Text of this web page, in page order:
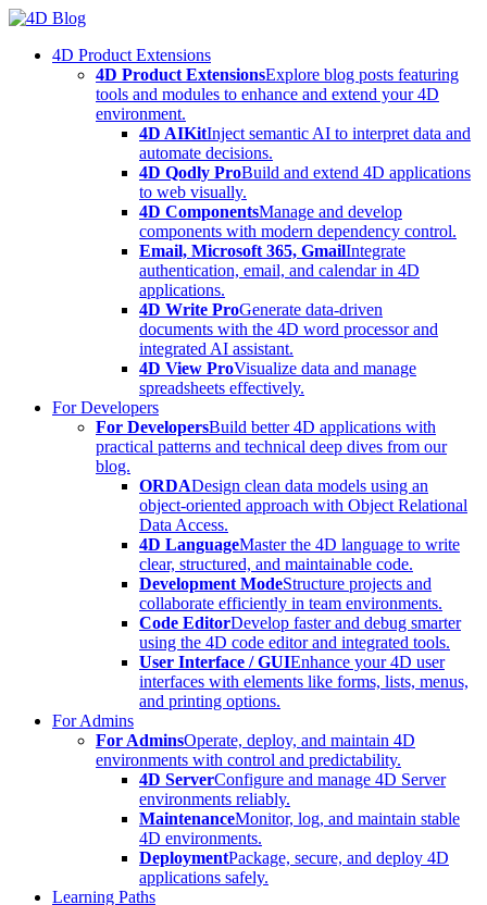
Skip
content4D Product Extensions
4D Product ExtensionsExplore blog posts featuring
tools and modules to enhance and extend your 4D
environment.
4D AIKitInject semantic AI to interpret data and
automate decisions.
4D Qodly ProBuild and extend 4D applications
to web visually.
4D ComponentsManage and develop
components with modern dependency control.
Email, Microsoft 365, GmailIntegrate
authentication, email, and calendar in 4D
applications.
4D Write ProGenerate data-driven
documents with the 4D word processor and
integrated AI assistant.
4D View ProVisualize data and manage
spreadsheets effectively.
For Developers
For DevelopersBuild better 4D applications with
practical patterns and technical deep dives from our
blog.
ORDADesign clean data models using an
object-oriented approach with Object Relational
Data Access.
4D LanguageMaster the 4D language to write
clear, structured, and maintainable code.
Development ModeStructure projects and
collaborate efficiently in team environments.
Code EditorDevelop faster and debug smarter
using the 4D code editor and integrated tools.
User Interface / GUIEnhance your 4D user
interfaces with elements like forms, lists, menus,
and printing options.
For Admins
For AdminsOperate, deploy, and maintain 4D
environments with control and predictability.
4D ServerConfigure and manage 4D Server
environments reliably.
MaintenanceMonitor, log, and maintain stable
4D environments.
DeploymentPackage, secure, and deploy 4D
applications safely.
Learning Paths